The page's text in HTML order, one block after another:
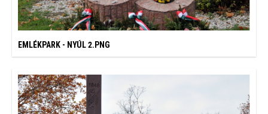
EMLÉKPARK - NYÚL 2.PNG